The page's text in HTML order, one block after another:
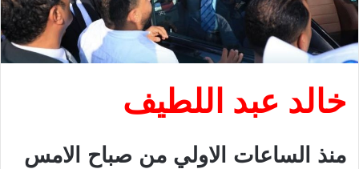
خالد عبد اللطيف
منذ الساعات الاولي من صباح الامس